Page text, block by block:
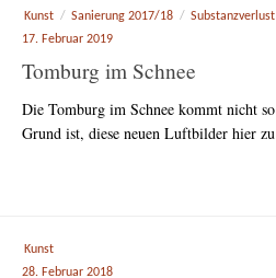
Kunst / Sanierung 2017/18 / Substanzverlust
17. Februar 2019
Tomburg im Schnee
Die Tomburg im Schnee kommt nicht
Grund ist, diese neuen Luftbilder hier
Kunst
28. Februar 2018